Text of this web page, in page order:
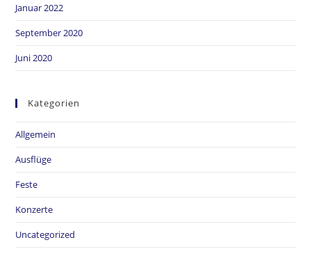
Januar 2022
September 2020
Juni 2020
Kategorien
Allgemein
Ausflüge
Feste
Konzerte
Uncategorized